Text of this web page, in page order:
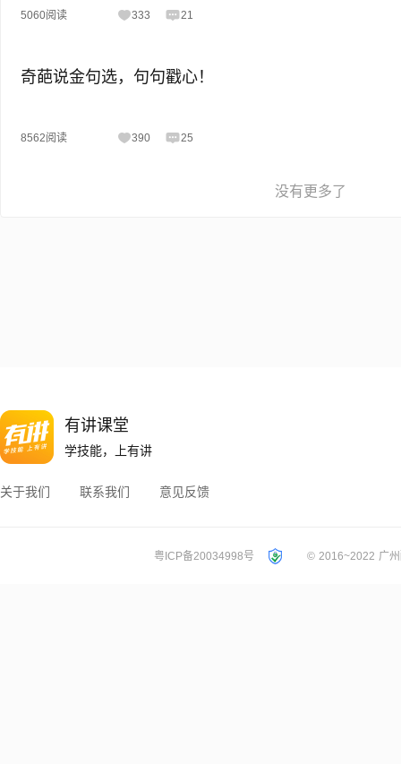
5060阅读 333 21
奇葩说金句选，句句戳心！
8562阅读 390 25
没有更多了
有讲课堂
学技能，上有讲
关于我们 联系我们 意见反馈
粤ICP备20034998号 © 2016~2022 广州